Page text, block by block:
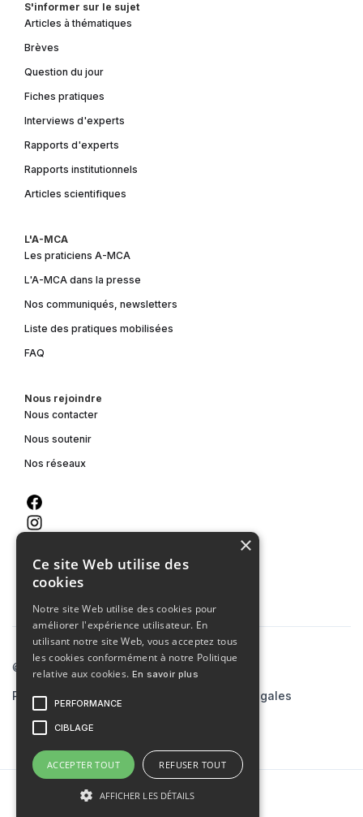
S'informer sur le sujet
Articles à thématiques
Brèves
Question du jour
Fiches pratiques
Interviews d'experts
Rapports d'experts
Rapports institutionnels
Articles scientifiques
L'A-MCA
Les praticiens A-MCA
L'A-MCA dans la presse
Nos communiqués, newsletters
Liste des pratiques mobilisées
FAQ
Nous rejoindre
Nous contacter
Nous soutenir
Nos réseaux
© 2023 Agence MCA
Politiques de confidentialité Mentions légales
×
Ce site Web utilise des
cookies
Notre site Web utilise des cookies pour
améliorer l'expérience utilisateur. En
utilisant notre site Web, vous acceptez tous
les cookies conformément à notre Politique
relative aux cookies. En savoir plus
PERFORMANCE
CIBLAGE
ACCEPTER TOUT REFUSER TOUT
AFFICHER LES DÉTAILS